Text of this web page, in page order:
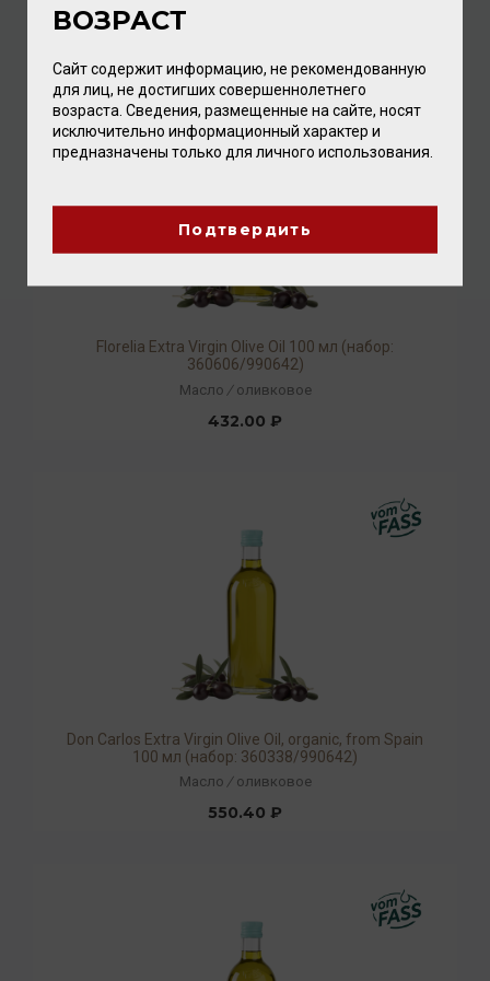
Florelia Extra Virgin Olive Oil 100 мл (набор:
360606/990642)
Масло / оливковое
432.00 ₽
Don Carlos Extra Virgin Olive Oil, organic, from Spain
100 мл (набор: 360338/990642)
Масло / оливковое
550.40 ₽
ВОЗРАСТ
Сайт содержит информацию, не рекомендованную
для лиц, не достигших совершеннолетнего
возраста. Сведения, размещенные на сайте, носят
исключительно информационный характер и
предназначены только для личного использования.
Подтвердить